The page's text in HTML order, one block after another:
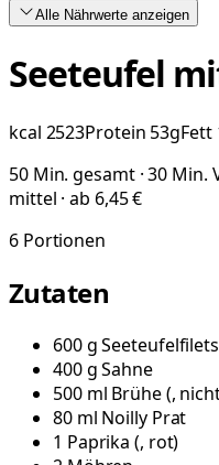
Alle Nährwerte anzeigen
Seeteufel
kcal 2523Protein 53gFett
50 Min. gesamt · 30 Min.
mittel · ab 6,45 €
6 Portionen
Zutaten
600gSeeteufelfilets
400gSahne
500 ml Brühe(,
80 ml Noilly Prat
1 Paprika (, rot)